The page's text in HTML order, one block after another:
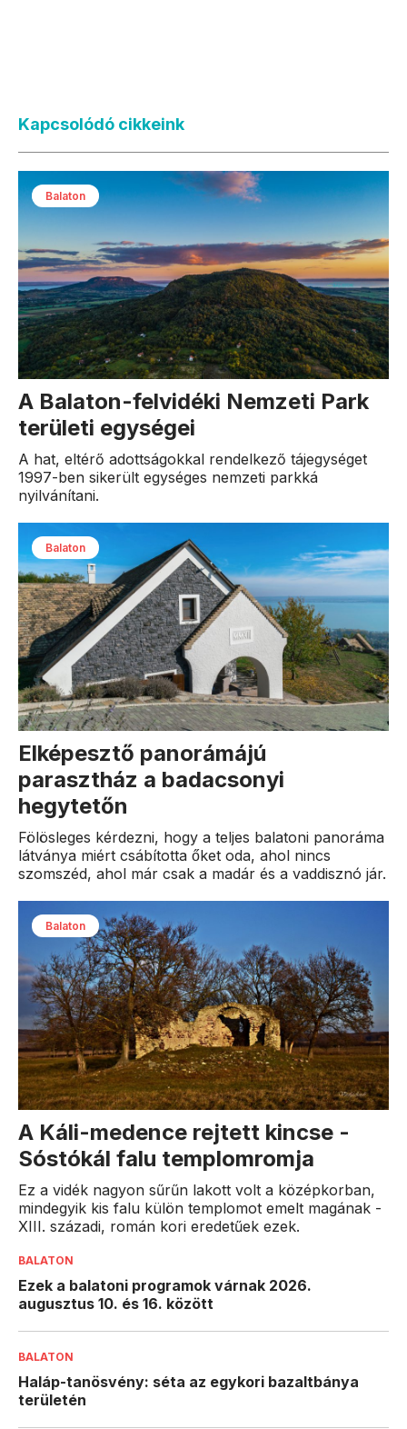
Kapcsolódó cikkeink
Balaton
A Balaton-felvidéki Nemzeti Park
területi egységei
A hat, eltérő adottságokkal rendelkező tájegységet
1997-ben sikerült egységes nemzeti parkká
nyilvánítani.
Balaton
Elképesztő panorámájú
parasztház a badacsonyi
hegytetőn
Fölösleges kérdezni, hogy a teljes balatoni panoráma
látványa miért csábította őket oda, ahol nincs
szomszéd, ahol már csak a madár és a vaddisznó jár.
Balaton
A Káli-medence rejtett kincse -
Sóstókál falu templomromja
Ez a vidék nagyon sűrűn lakott volt a középkorban,
mindegyik kis falu külön templomot emelt magának -
XIII. századi, román kori eredetűek ezek.
BALATON
Ezek a balatoni programok várnak 2026.
augusztus 10. és 16. között
BALATON
Haláp-tanösvény: séta az egykori bazaltbánya
területén